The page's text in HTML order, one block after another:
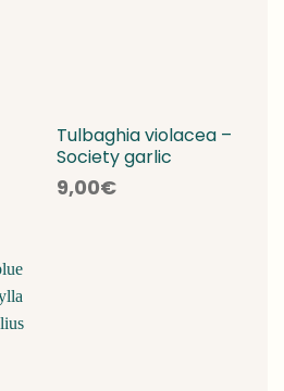
Tulbaghia violacea –
Society garlic
9,00€